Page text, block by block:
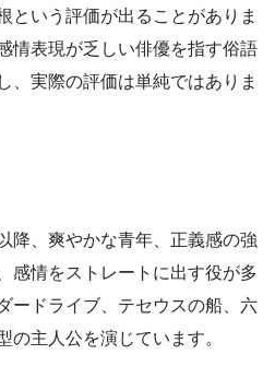
という評価が出ることがありま
情表現が乏しい俳優を指す俗語
、実際の評価は単純ではありま
降、爽やかな青年、正義感の強
感情をストレートに出す役が多
ードライブ、テセウスの船、六
の主人公を演じています。